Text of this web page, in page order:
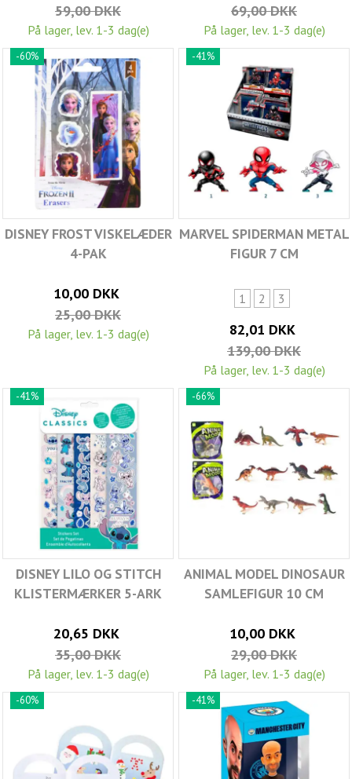
59,00 DKK
På lager, lev. 1-3 dag(e)
69,00 DKK
På lager, lev. 1-3 dag(e)
-60%
DISNEY FROST VISKELÆDER
4-PAK
10,00 DKK
25,00 DKK
På lager, lev. 1-3 dag(e)
-41%
MARVEL SPIDERMAN METAL
FIGUR 7 CM
1 2 3
82,01 DKK
139,00 DKK
På lager, lev. 1-3 dag(e)
-41%
DISNEY LILO OG STITCH
KLISTERMÆRKER 5-ARK
20,65 DKK
35,00 DKK
På lager, lev. 1-3 dag(e)
-66%
ANIMAL MODEL DINOSAUR
SAMLEFIGUR 10 CM
10,00 DKK
29,00 DKK
På lager, lev. 1-3 dag(e)
-60% -41%